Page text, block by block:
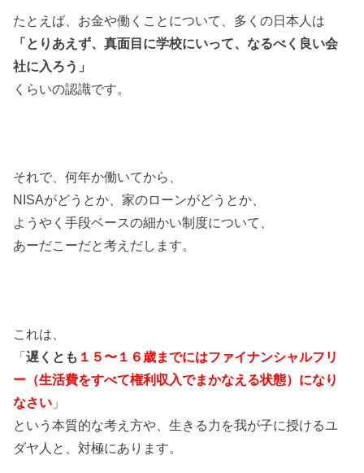
たとえば、お金や働くことについて、多くの日本人は
「とりあえず、真面目に学校にいって、なるべく良い会
社に入ろう」
くらいの認識です。
それで、何年か働いてから、
NISAがどうとか、家のローンがどうとか、
ようやく手段ベースの細かい制度について、
あーだこーだと考えだします。
これは、
「遅くとも １５〜１６歳までにはファイナンシャルフリ
ー（生活費をすべて権利収入でまかなえる状態）になり
なさい 」
という本質的な考え方や、生きる力を我が子に授けるユ
ダヤ人と、対極にあります。